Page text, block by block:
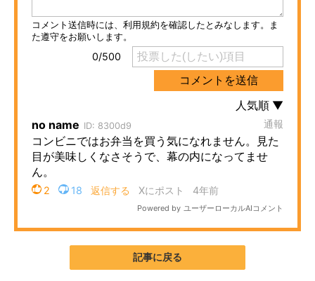
スマホと通信の最新トレンド
進化するPCとデバイスの未来
ビジネスと働き方のヒント
AI活用のいまが分かる
経営リーダーのコミュニティ
ITエンジニア向け専門サイト
記事に戻る